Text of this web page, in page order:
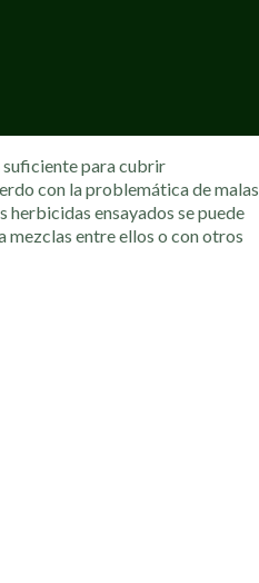
suficiente para cubrir
con la problemática de malas
herbicidas ensayados se puede
mezclas entre ellos o con otros